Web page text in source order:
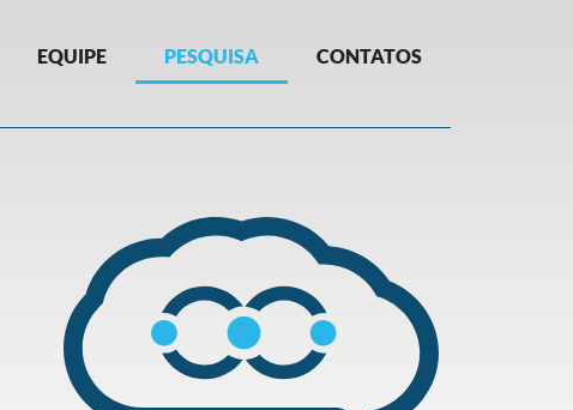
EQUIPE PESQUISA CONTATOS